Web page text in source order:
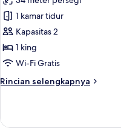
gunung
Kamar,
1
Tempat
Tidur
pemandangan
1 kamar tidur
Kapasitas 2
1 king
Wi-Fi Gratis
Rincian selengkapnya
Rincian
Kamar,